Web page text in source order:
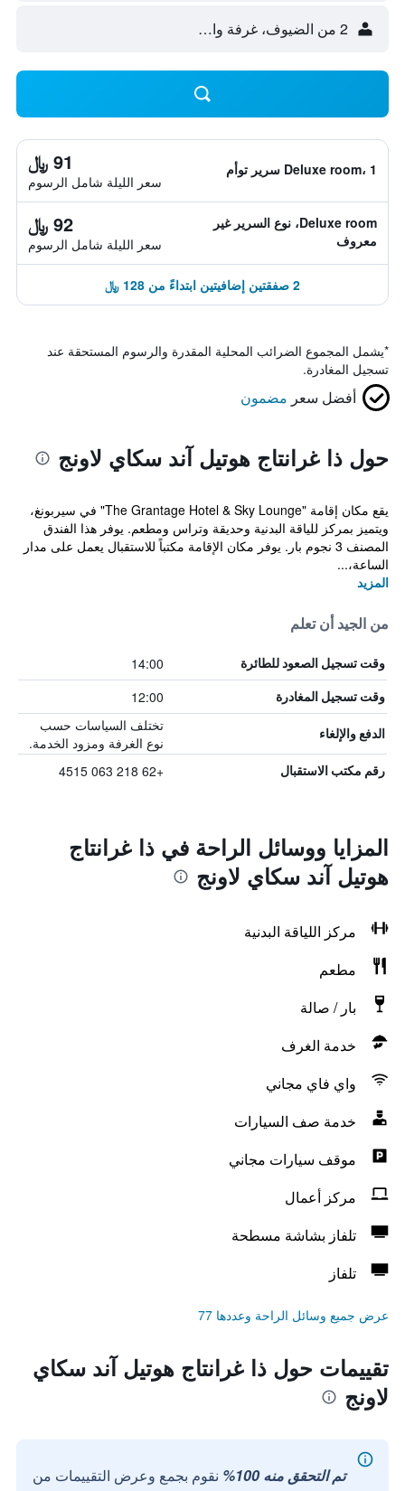
2 من الضيوف، غرفة واحدة
Deluxe room، 1 سرير توأم 91 ﷼
سعر الليلة شامل الرسوم
Deluxe room، نوع السرير غير
معروف
92 ﷼
سعر الليلة شامل الرسوم
2 صفقتين إضافيتين ابتداءً من 128 ﷼
*يشمل المجموع الضرائب المحلية المقدرة والرسوم المستحقة عند
تسجيل المغادرة.
أفضل سعر مضمون
حول ذا غرانتاج هوتيل آند سكاي لاونج
يقع مكان إقامة "The Grantage Hotel & Sky Lounge" في سيربونغ،
ويتميز بمركز للياقة البدنية وحديقة وتراس ومطعم. يوفر هذا الفندق
المصنف 3 نجوم بار. يوفر مكان الإقامة مكتباً للاستقبال يعمل على مدار
الساعة،...
المزيد
من الجيد أن تعلم
وقت تسجيل الصعود للطائرة 14:00
وقت تسجيل المغادرة 12:00
الدفع والإلغاء
تختلف السياسات حسب
نوع الغرفة ومزود الخدمة.
رقم مكتب الاستقبال +62 218 063 4515
المزايا ووسائل الراحة في ذا غرانتاج
هوتيل آند سكاي لاونج
مركز اللياقة البدنية
مطعم
بار / صالة
خدمة الغرف
واي فاي مجاني
خدمة صف السيارات
موقف سيارات مجاني
مركز أعمال
تلفاز بشاشة مسطحة
تلفاز
عرض جميع وسائل الراحة وعددها 77
تقييمات حول ذا غرانتاج هوتيل آند سكاي
لاونج
تم التحقق منه 100%
نقوم بجمع وعرض التقييمات من